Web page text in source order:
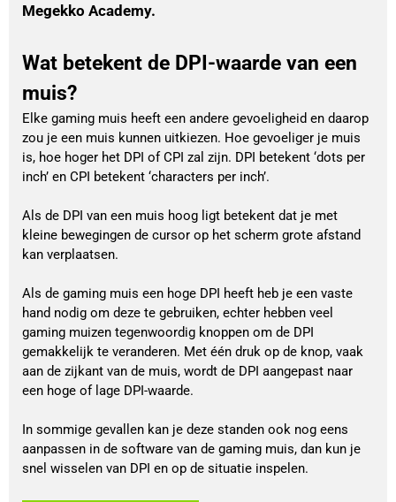
Megekko Academy.
Wat betekent de DPI-waarde van een
muis?
Elke gaming muis heeft een andere gevoeligheid en daarop
zou je een muis kunnen uitkiezen. Hoe gevoeliger je muis
is, hoe hoger het DPI of CPI zal zijn. DPI betekent ‘dots per
inch’ en CPI betekent ‘characters per inch’.
Als de DPI van een muis hoog ligt betekent dat je met
kleine bewegingen de cursor op het scherm grote afstand
kan verplaatsen.
Als de gaming muis een hoge DPI heeft heb je een vaste
hand nodig om deze te gebruiken, echter hebben veel
gaming muizen tegenwoordig knoppen om de DPI
gemakkelijk te veranderen. Met één druk op de knop, vaak
aan de zijkant van de muis, wordt de DPI aangepast naar
een hoge of lage DPI-waarde.
In sommige gevallen kan je deze standen ook nog eens
aanpassen in de software van de gaming muis, dan kun je
snel wisselen van DPI en op de situatie inspelen.